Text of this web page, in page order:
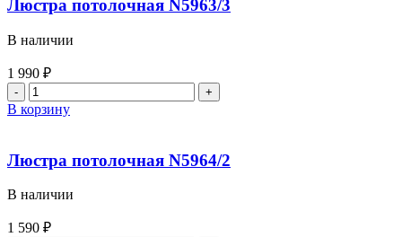
Люстра потолочная N5963/3
В наличии
1 990 ₽
В корзину
Люстра потолочная N5964/2
В наличии
1 590 ₽